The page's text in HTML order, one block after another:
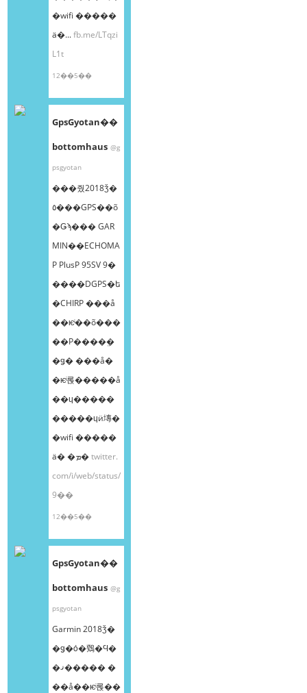
�wifi �����
ä�...fb.me/LTqzi
L1t
12��5��
GpsGyotan��
bottomhaus @g
psgyotan
���줬2018ǯ�
٥���GPS��õ
�Ǥϡ��� GAR
MIN��ECHOMA
P PlusP 95SV 9�
����DGPS�ե
�CHIRP ���å
��ѥͥ��õ���
��Ρ����ܸ�
�ǥ� ���å�
�ѥͥ롡�����å
��ɥ�����
�����ɥӥ塼�
�wifi �����
ä� �ܡ�twitter.
com/i/web/status/
9��
12��5��
GpsGyotan��
bottomhaus @g
psgyotan
Garmin 2018ǯ�
�ǥ�ȯ�䳫�Ϥ�
�ޤ����� �
��å��ѥͥ롡��